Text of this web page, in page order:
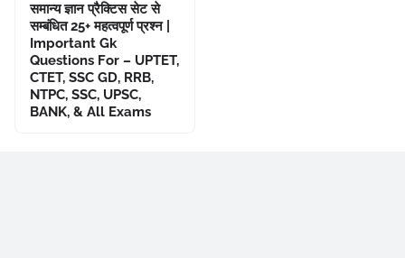
समान्य ज्ञान प्रैक्टिस सेट से
सम्बंधित 25+ महत्वपूर्ण प्रश्न |
Important Gk
Questions For – UPTET,
CTET, SSC GD, RRB,
NTPC, SSC, UPSC,
BANK, & All Exams